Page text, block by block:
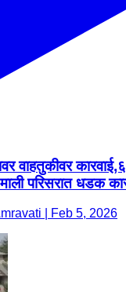
वाहतुकीवर
माली परिसरात धडक
| Feb 5, 2026